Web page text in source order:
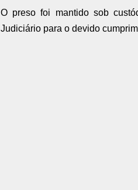
O preso foi mantido sob
Judiciário para o devido